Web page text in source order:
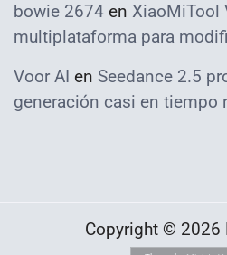
bowie 2674 en XiaoMiTool
multiplataforma para
Voor AI en Seedance 2.5
generación casi en tiempo
Copyright © 2026